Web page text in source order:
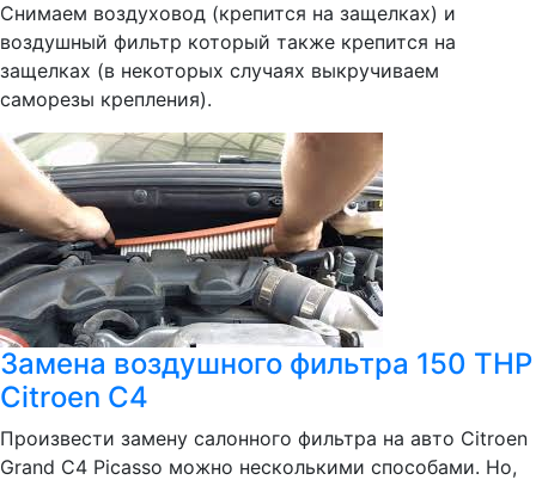
Снимаем воздуховод (крепится на защелках) и
воздушный фильтр который также крепится на
защелках (в некоторых случаях выкручиваем
саморезы крепления).
Замена воздушного фильтра 150 THP
Citroen C4
Произвести замену салонного фильтра на авто Citroen
Grand C4 Picasso можно несколькими способами. Но,